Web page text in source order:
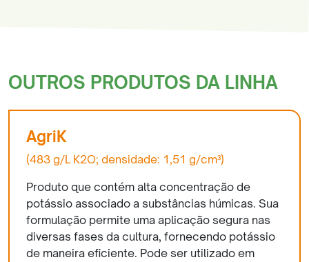
OUTROS PRODUTOS DA LINHA
AgriK
(483 g/L K2O; densidade: 1,51 g/cm³)
Produto que contém alta concentração de
potássio associado a substâncias húmicas. Sua
formulação permite uma aplicação segura nas
diversas fases da cultura, fornecendo potássio
de maneira eficiente. Pode ser utilizado em